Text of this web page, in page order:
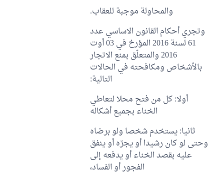
والمحاولة موجبة للعقاب.
وتجري أحكام القانون الاساسي عدد
61 لسنة 2016 المؤرخ في 03 أوت
2016 والمتعلّق بمنع الاتجار
بالأشخاص ومكافحته في الحالات
التالية:
أولا: كل من فتح محلا لتعاطي
الخناء بجميع أشكاله
ثانيا: يستخدم شخصا ولو برضاه
وحتى لو كان رشيدا أو يجرّه أو ينفق
عليه بقصد الخناء أو يدفعه إلى
الفجور أو الفساد،